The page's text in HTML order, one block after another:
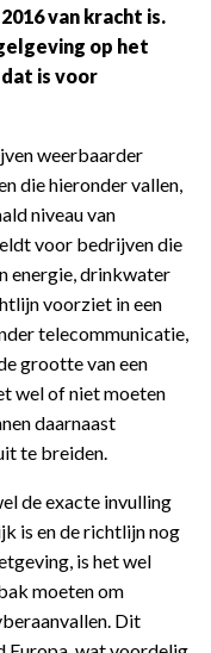
van kracht is.
op het
is voor
weerbaarder
die hieronder vallen,
niveau van
voor bedrijven die
energie, drinkwater
voorziet in een
telecommunicatie,
grootte van een
wel of niet moeten
daarnaast
te breiden.
de exacte invulling
is en de richtlijn nog
is het wel
moeten om
Dit